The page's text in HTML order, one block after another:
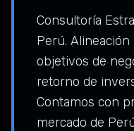
Consultoría
Perú.
objetivos de
retorno de
Contamos con
mercado de